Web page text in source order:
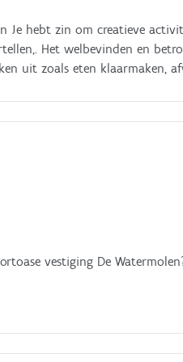
Je hebt zin om creatieve
Het welbevinden en
uit zoals eten klaarmaken,
vestiging De